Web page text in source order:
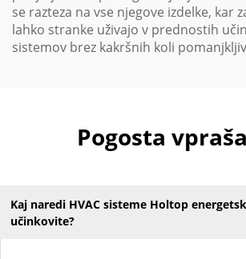
se razteza na vse njegove izdelke, kar
lahko stranke uživajo v prednostih
sistemov brez kakršnih koli
Pogosta
Kaj naredi HVAC sisteme Holtop
učinkovite?